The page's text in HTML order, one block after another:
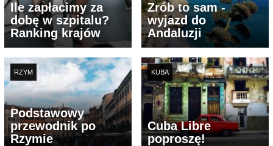
Ile zapłacimy za
dobę w szpitalu?
Ranking krajów
Zrób to sam -
wyjazd do
Andaluzji
RZYM
Podstawowy
przewodnik po
Rzymie
KUBA
Cuba Libre
poproszę!